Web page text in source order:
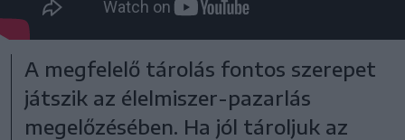
A megfelelő tárolás fontos szerepet
játszik az élelmiszer-pazarlás
megelőzésében. Ha jól tároljuk az